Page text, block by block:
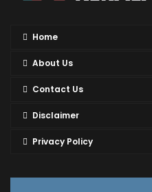
Home
About Us
Contact Us
Disclaimer
Privacy Policy